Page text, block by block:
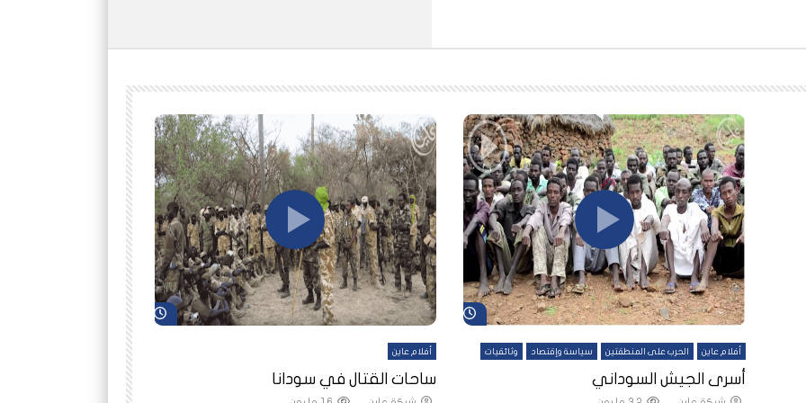
شاهد لاحقاً شاهد لاحقاً
أفلام عاين الحرب على المنطقتين سياسة وإقتصاد وثائقيات
أسرى الجيش السوداني
شاهد لاحقاً
أفلام عاين
ساحات القتال في سودانا رانيا مأمون: الثمن